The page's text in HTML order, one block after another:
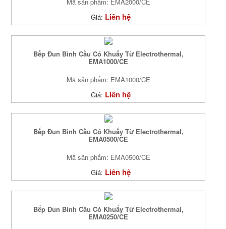
Giá: Liên hệ
Bếp Đun Bình Cầu Có Khuấy Từ Electrothermal,
EMA1000/CE
Mã sản phẩm: EMA1000/CE
Giá: Liên hệ
Bếp Đun Bình Cầu Có Khuấy Từ Electrothermal,
EMA0500/CE
Mã sản phẩm: EMA0500/CE
Giá: Liên hệ
Bếp Đun Bình Cầu Có Khuấy Từ Electrothermal,
EMA0250/CE